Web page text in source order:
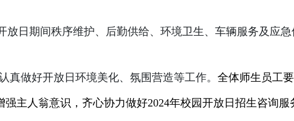
放日期间秩序维护、后勤供给、环境卫生、车辆服务及应
真做好开放日环境美化、氛围营造等工作。 全体师生员工
强主人翁意识，齐心协力做好2024年校园开放日招生咨询服